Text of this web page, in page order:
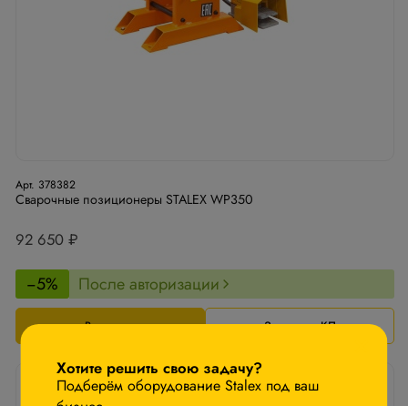
Арт. 378382
Сварочные позиционеры STALEX WP350
92 650 ₽
−5% После авторизации
В корзину Запросить КП
Хотите решить свою задачу?
Подберём оборудование Stalex под ваш